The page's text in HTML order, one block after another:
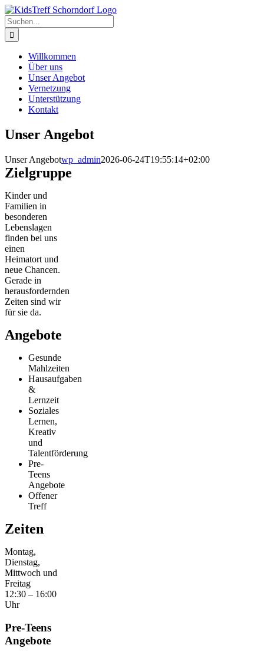
Zum
Inhalt
springen
Suche
nach:
Willkommen
Über uns
Unser Angebot
Vernetzung
Unterstützung
Kontakt
Unser Angebot
Unser Angebotwp_admin2026-06-24T19:55:14+02:00
Zielgruppe
Kinder und
Familien in
besonderen
Lebenslagen
finden bei uns
einen
Heimatort und
neue Chancen.
Gerade in
herausfordernden
Zeiten sind wir
für sie da.
Angebote
Gesunde
Mahlzeiten
Hausaufgaben
&
Lernzeit
Soziales
Lernen,
Kreativ
und
Talentförderung
Pre-
Teens
Angebote
Offener
Treff
Zeiten
Montag,
Dienstag,
Mittwoch und
Freitag
12:30 – 16:00
Uhr
Pre-Teens
Angebote